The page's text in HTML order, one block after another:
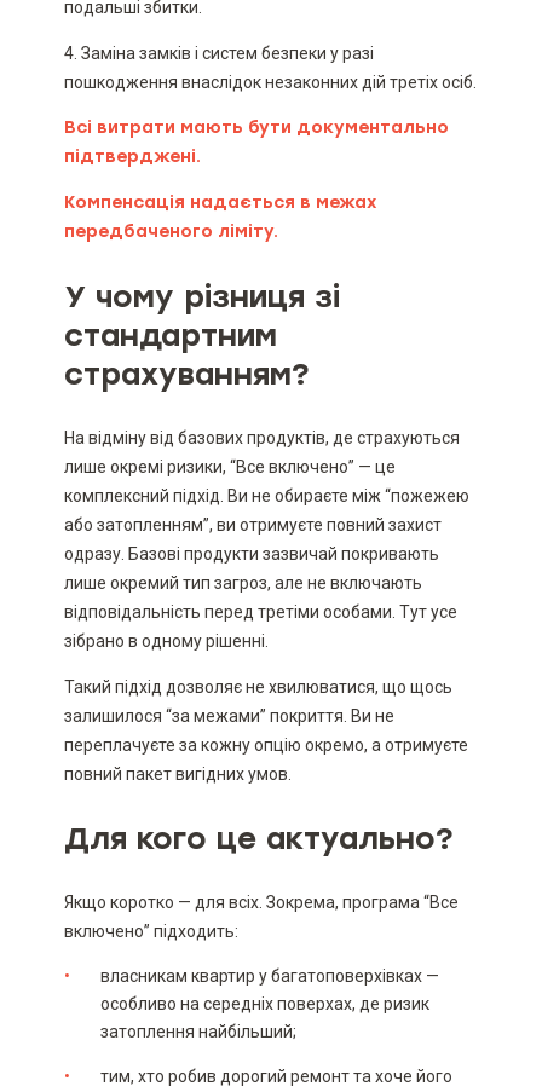
подальші збитки.
4. Заміна замків і систем безпеки у разі
пошкодження внаслідок незаконних дій третіх осіб.
Всі витрати мають бути документально
підтверджені.
Компенсація надається в межах
передбаченого ліміту.
У чому різниця зі
стандартним
страхуванням?
На відміну від базових продуктів, де страхуються
лише окремі ризики, “Все включено” — це
комплексний підхід. Ви не обираєте між “пожежею
або затопленням”, ви отримуєте повний захист
одразу. Базові продукти зазвичай покривають
лише окремий тип загроз, але не включають
відповідальність перед третіми особами. Тут усе
зібрано в одному рішенні.
Такий підхід дозволяє не хвилюватися, що щось
залишилося “за межами” покриття. Ви не
переплачуєте за кожну опцію окремо, а отримуєте
повний пакет вигідних умов.
Для кого це актуально?
Якщо коротко — для всіх. Зокрема, програма “Все
включено” підходить:
власникам квартир у багатоповерхівках —
особливо на середніх поверхах, де ризик
затоплення найбільший;
тим, хто робив дорогий ремонт та хоче його